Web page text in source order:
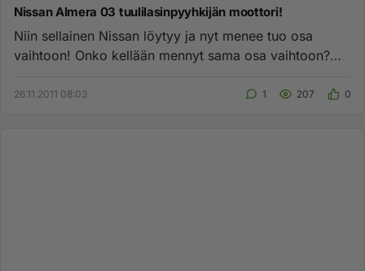
Nissan Almera 03 tuulilasinpyyhkijän moottori!
Niin sellainen Nissan löytyy ja nyt menee tuo osa
vaihtoon! Onko kellään mennyt sama osa vaihtoon?
26.11.2011 08:03 1 207 0